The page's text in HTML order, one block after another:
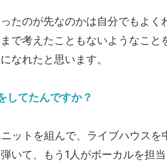
たのが先なのかは自分でもよく
で考えたこともないようなこと
なれたと思います。
してたんですか？
ットを組んで、ライブハウスを
いて、もう1人がボーカルを担